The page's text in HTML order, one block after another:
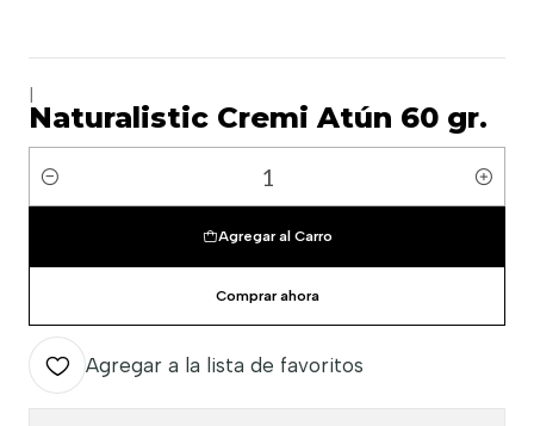
Naturalistic Cremi Atún 60 gr.
Cantidad
Agregar al Carro
Comprar ahora
Agregar a la lista de favoritos